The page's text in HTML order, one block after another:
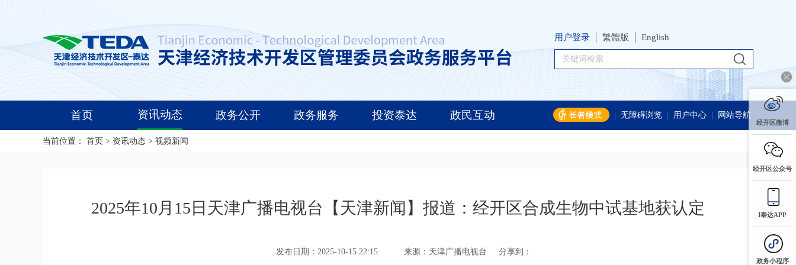
用户登录 繁體版 English
首页 资讯动态 政务公开 政务服务 投资泰达 政民互动 无障碍浏览 用户中心 网站导航
当前位置： 首页 > 资讯动态 > 视频新闻
2025年10月15日天津广播电视台【天津新闻】报道：经开区合成生物中试基地获认定
发布日期：2025-10-15 22:15 来源：天津广播电视台 分享到：
经开区微博
经开区公众号
I泰达APP
政务小程序